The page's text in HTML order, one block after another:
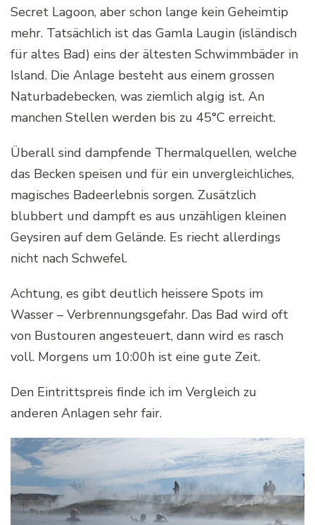
Secret Lagoon, aber schon lange kein Geheimtip
mehr. Tatsächlich ist das Gamla Laugin (isländisch
für altes Bad) eins der ältesten Schwimmbäder in
Island. Die Anlage besteht aus einem grossen
Naturbadebecken, was ziemlich algig ist. An
manchen Stellen werden bis zu 45°C erreicht.
Überall sind dampfende Thermalquellen, welche
das Becken speisen und für ein unvergleichliches,
magisches Badeerlebnis sorgen. Zusätzlich
blubbert und dampft es aus unzähligen kleinen
Geysiren auf dem Gelände. Es riecht allerdings
nicht nach Schwefel.
Achtung, es gibt deutlich heissere Spots im
Wasser – Verbrennungsgefahr. Das Bad wird oft
von Bustouren angesteuert, dann wird es rasch
voll. Morgens um 10:00h ist eine gute Zeit.
Den Eintrittspreis finde ich im Vergleich zu
anderen Anlagen sehr fair.